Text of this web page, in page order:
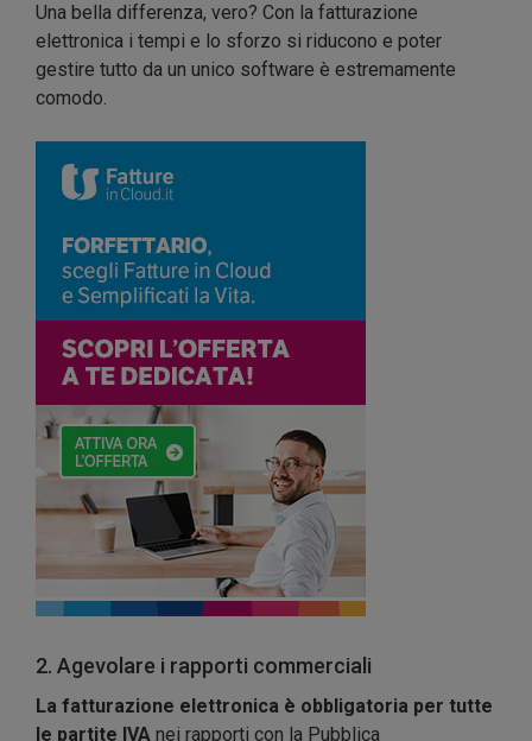
Una bella differenza, vero? Con la fatturazione
elettronica i tempi e lo sforzo si riducono e poter
gestire tutto da un unico software è estremamente
comodo.
2. Agevolare i rapporti commerciali
La fatturazione elettronica è obbligatoria per tutte
le partite IVA nei rapporti con la Pubblica